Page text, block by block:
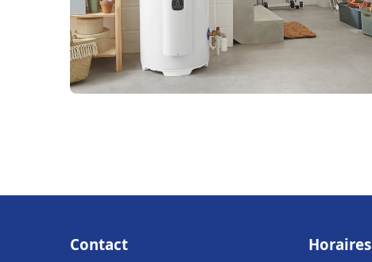
Contact Horaires